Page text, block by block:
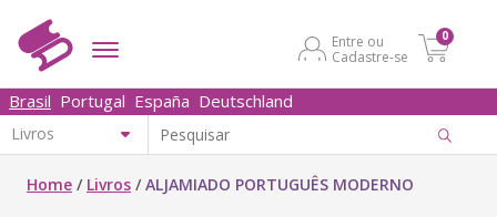
Entre ou
Cadastre-se
0
Brasil Portugal España Deutschland
Home / Livros /ALJAMIADO PORTUGUÊS MODERNO